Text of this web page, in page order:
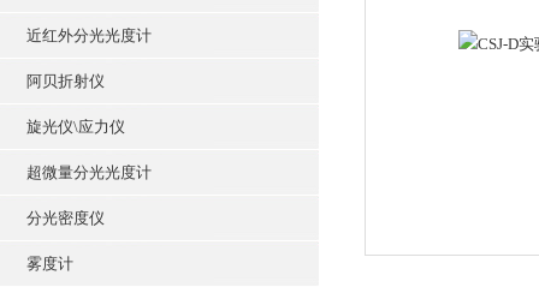
近红外分光光度计
阿贝折射仪
旋光仪\应力仪
超微量分光光度计
分光密度仪
雾度计